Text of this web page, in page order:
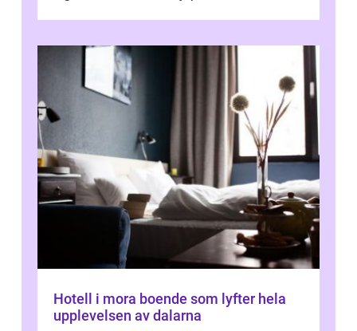
Hotell i mora boende som lyfter hela
upplevelsen av dalarna